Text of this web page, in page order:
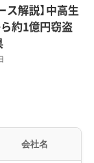
ス解説】中高生
約1億円窃盗
会社名